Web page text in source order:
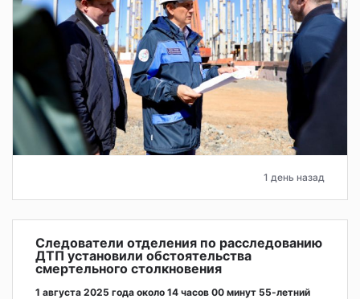
1 день назад
Следователи отделения по расследованию
ДТП установили обстоятельства
смертельного столкновения
1 августа 2025 года около 14 часов 00 минут 55-летний